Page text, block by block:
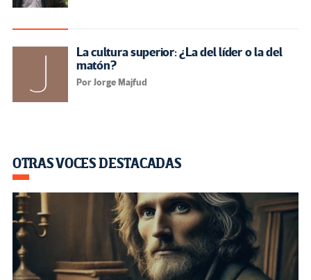
La cultura superior: ¿La del líder o la del
matón?
Por Jorge Majfud
OTRAS VOCES DESTACADAS